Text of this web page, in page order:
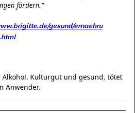
fördern."
gesund/ernaehru
Alkohol. Kulturgut und gesund, tötet
Anwender.